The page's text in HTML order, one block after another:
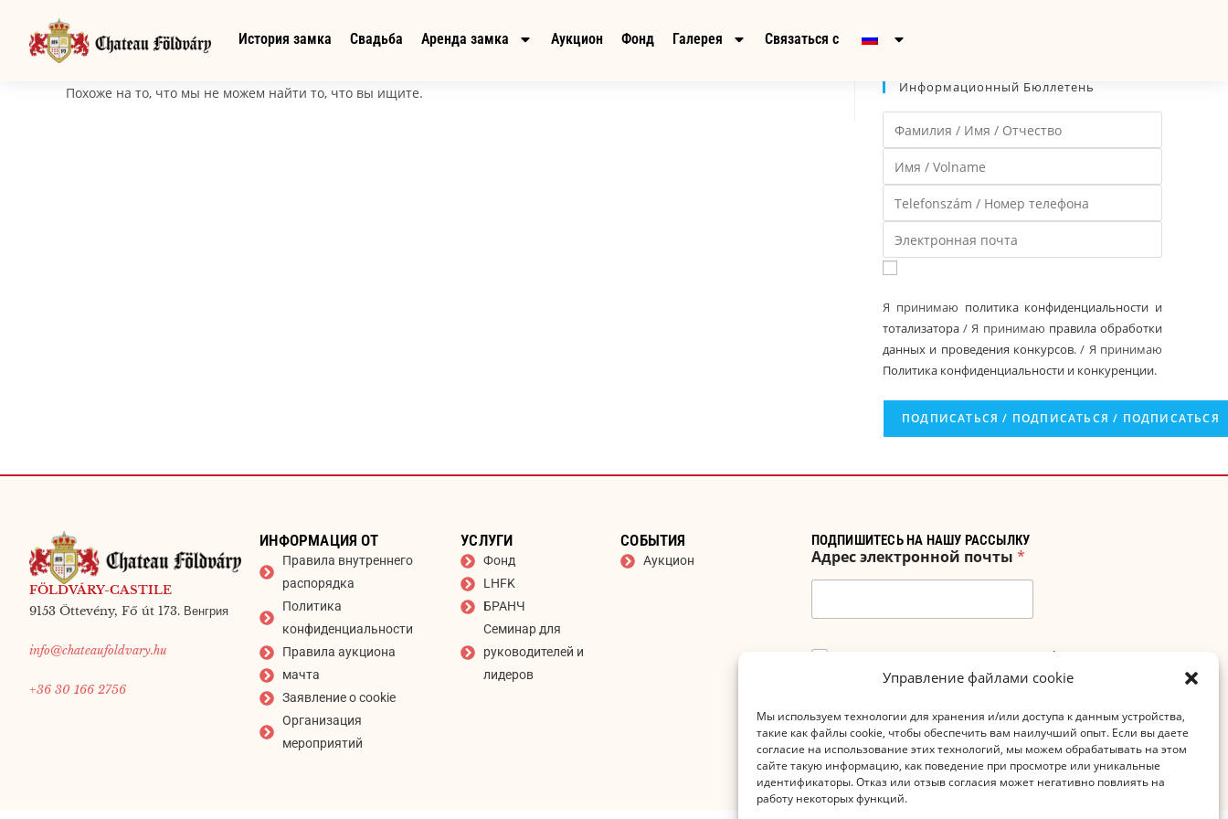
Управление файлами cookie
Мы используем технологии для хранения и/или доступа к данным устройства,
такие как файлы cookie, чтобы обеспечить вам наилучший опыт. Если вы даете
согласие на использование этих технологий, мы можем обрабатывать на этом
сайте такую информацию, как поведение при просмотре или уникальные
идентификаторы. Отказ или отзыв согласия может негативно повлиять на
работу некоторых функций.
История замка Свадьба Аренда замка Аукцион Фонд Галерея Связаться с
Похоже на то, что мы не можем найти то, что вы ищите. Информационный Бюллетень
Я принимаю политика конфиденциальности и
тотализатора / Я принимаю правила обработки
данных и проведения конкурсов. / Я принимаю
Политика конфиденциальности и конкуренции.
FÖLDVÁRY-CASTILE
9153 Öttevény, Fő út 173. Венгрия
info@chateaufoldvary.hu
+36 30 166 2756
ИНФОРМАЦИЯ ОТ
Правила внутреннего
распорядка
Политика
конфиденциальности
Правила аукциона
мачта
Заявление о cookie
Организация
мероприятий
УСЛУГИ
Фонд
LHFK
БРАНЧ
Семинар для
руководителей и
лидеров
СОБЫТИЯ
Аукцион
ПОДПИШИТЕСЬ НА НАШУ РАССЫЛКУ
Адрес электронной почты *
Я принимаю заявление о конфиденциальности!